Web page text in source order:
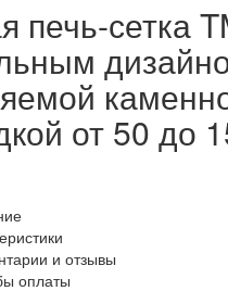
печь-сетка
от 50 до
и отзывы
оплаты